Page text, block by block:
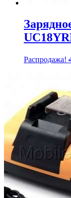
Распродажа!